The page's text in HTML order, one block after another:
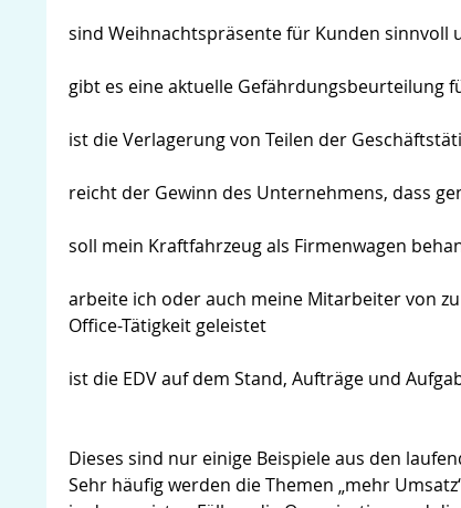
sind Weihnachtspräsente für Kunden sinnvoll
gibt es eine aktuelle Gefährdungsbeurteilung
ist die Verlagerung von Teilen der
reicht der Gewinn des Unternehmens, dass
soll mein Kraftfahrzeug als Firmenwagen
arbeite ich oder auch meine Mitarbeiter von
Office-Tätigkeit geleistet
ist die EDV auf dem Stand, Aufträge und
Dieses sind nur einige Beispiele aus den
Sehr häufig werden die Themen „mehr